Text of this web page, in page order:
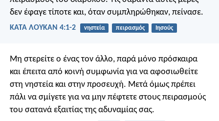
δεν έφαγε τίποτε και, όταν συμπληρώθηκαν, πείνασε.
ΚΑΤΑ ΛΟΥΚΑΝ 4:1-2 νηστεία πειρασμός Ιησούς
Μη στερείτε ο ένας τον άλλο, παρά μόνο πρόσκαιρα
και έπειτα από κοινή συμφωνία για να αφοσιωθείτε
στη νηστεία και στην προσευχή. Μετά όμως πρέπει
πάλι να σμίγετε για να μην πέφτετε στους πειρασμούς
του σατανά εξαιτίας της αδυναμίας σας.